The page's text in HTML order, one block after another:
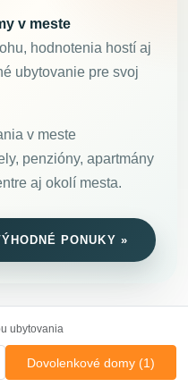
v meste
hodnotenia hostí aj
ubytovanie pre svoj
v meste
penzióny, apartmány
aj okolí mesta.
PONUKY »
ubytovania
Dovolenkové domy (1)